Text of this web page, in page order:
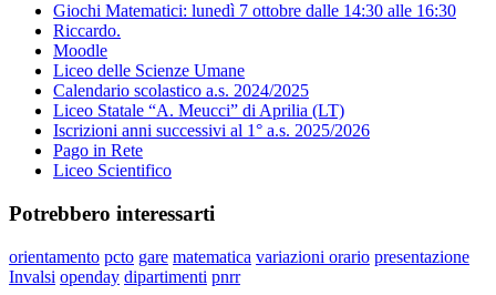
Giochi Matematici: lunedì 7 ottobre dalle 14:30 alle 16:30
Riccardo.
Moodle
Liceo delle Scienze Umane
Calendario scolastico a.s. 2024/2025
Liceo Statale “A. Meucci” di Aprilia (LT)
Iscrizioni anni successivi al 1° a.s. 2025/2026
Pago in Rete
Liceo Scientifico
Potrebbero interessarti
orientamento pcto gare matematica variazioni orario presentazione
Invalsi openday dipartimenti pnrr